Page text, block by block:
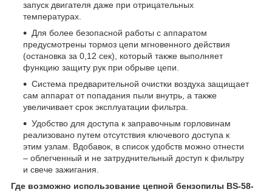
запуск двигателя даже при отрицательных
температурах.
Для более безопасной работы с аппаратом
предусмотрены тормоз цепи мгновенного действия
(остановка за 0,12 сек), который также выполняет
функцию защиту рук при обрыве цепи.
Система предварительной очистки воздуха защищает
сам аппарат от попадания пыли внутрь, а также
увеличивает срок эксплуатации фильтра.
Удобство для доступа к заправочным горловинам
реализовано путем отсутствия ключевого доступа к
этим узлам. Вдобавок, в список удобств можно отнести
– облегченный и не затруднительный доступ к фильтру
и свече зажигания.
Где возможно использование цепной бензопилы BS-58-